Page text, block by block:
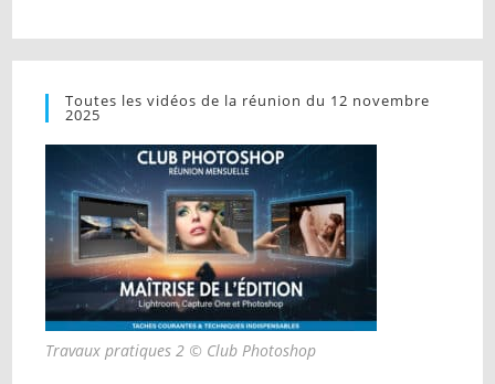
Toutes les vidéos de la réunion du 12 novembre
2025
Travaux pratiques 2 © Club Photoshop